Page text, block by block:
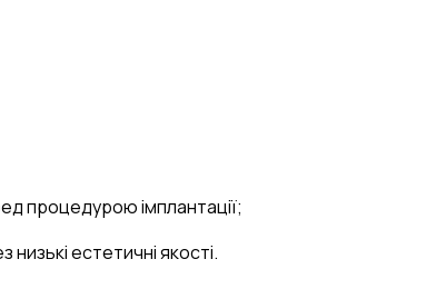
процедурою імплантації;
естетичні якості.